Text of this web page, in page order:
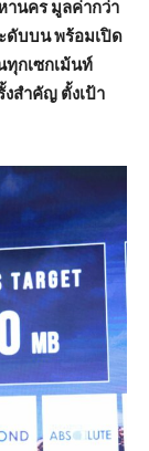
านคร มูลค่ากว่า
ดับบน พร้อมเปิด
กเซกเม้นท์
สำคัญ ตั้งเป้า